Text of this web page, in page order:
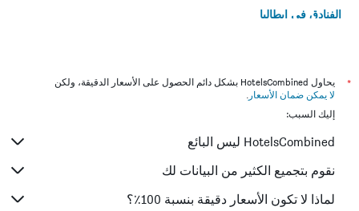
الفنادق في إيطاليا
*
يحاول HotelsCombined بشكل دائم الحصول على الأسعار الدقيقة، ولكن
لا يمكن ضمان الأسعار .
إليك السبب:
HotelsCombined ليس البائع
نقوم بتجميع الكثير من البيانات لك
لماذا لا تكون الأسعار دقيقة بنسبة 100٪؟